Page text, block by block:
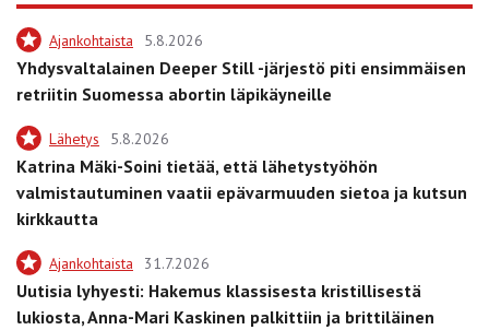
Ajankohtaista 5.8.2026
Yhdysvaltalainen Deeper Still -järjestö piti ensimmäisen
retriitin Suomessa abortin läpikäyneille
Lähetys 5.8.2026
Katrina Mäki-Soini tietää, että lähetystyöhön
valmistautuminen vaatii epävarmuuden sietoa ja kutsun
kirkkautta
Ajankohtaista 31.7.2026
Uutisia lyhyesti: Hakemus klassisesta kristillisestä
lukiosta, Anna-Mari Kaskinen palkittiin ja brittiläinen